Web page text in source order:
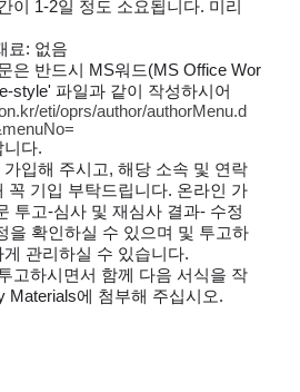
이 1-2일 정도 소요됩니다. 미리
료: 없음
은 반드시 MS워드(MS Office Wor
style' 파일과 같이 작성하시어
eti/oprs/author/authorMenu.d
니다.
입해 주시고, 해당 소속 및 연락
꼭 기입 부탁드립니다. 온라인 가
투고-심사 및 재심사 결과- 수정
을 확인하실 수 있으며 및 투고하
관리하실 수 있습니다.
고하시면서 함께 다음 서식을 작
Materials에 첨부해 주십시오.